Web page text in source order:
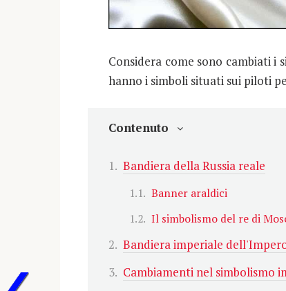
Considera come sono cambiati i
hanno i simboli situati sui piloti
Contenuto
Bandiera della Russia reale
Banner araldici
Il simbolismo del re di
Bandiera imperiale
Cambiamenti nel simbolismo